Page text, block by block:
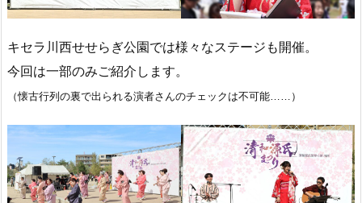
キセラ川西せせらぎ公園では様々なステージも開催。
今回は一部のみご紹介します。
（懐古行列の裏で出られる演者さんのチェックは不可能……）